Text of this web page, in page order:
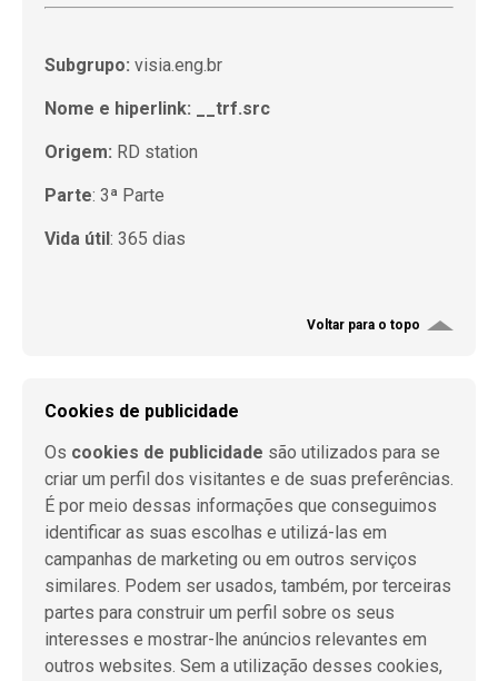
Subgrupo: visia.eng.br
Nome e hiperlink: __trf.src
Origem: RD station
Parte: 3ª Parte
Vida útil: 365 dias
Voltar para o topo
Cookies de publicidade
Os cookies de publicidade são utilizados para se
criar um perfil dos visitantes e de suas preferências.
É por meio dessas informações que conseguimos
identificar as suas escolhas e utilizá-las em
campanhas de marketing ou em outros serviços
similares. Podem ser usados, também, por terceiras
partes para construir um perfil sobre os seus
interesses e mostrar-lhe anúncios relevantes em
outros websites. Sem a utilização desses cookies,